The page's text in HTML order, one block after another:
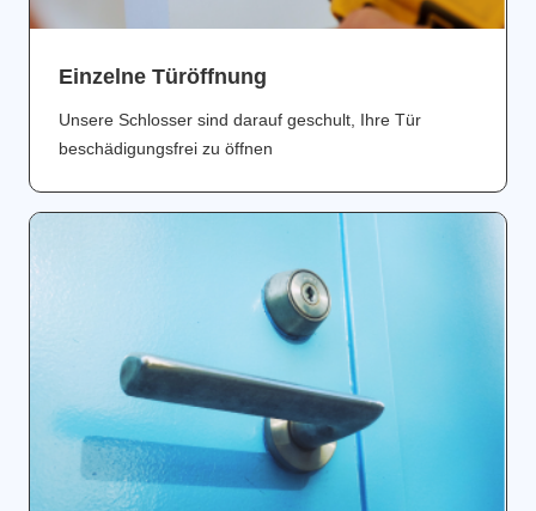
Einzelne Türöffnung
Unsere Schlosser sind darauf geschult, Ihre Tür
beschädigungsfrei zu öffnen